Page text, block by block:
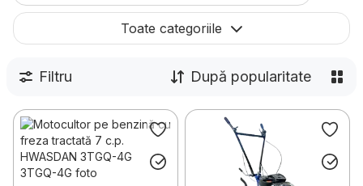
Accesorii pentru motocultoare & tractoare
Freze & pluguri pentru motocultor și tractor
Toate categoriile
Filtru După popularitate